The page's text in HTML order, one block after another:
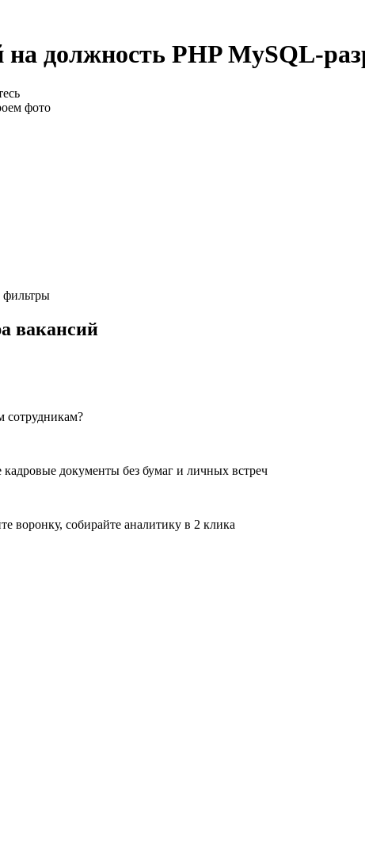
на должность PHP MySQL-
фото
фильтры
вакансий
сотрудникам?
документы без бумаг и личных встреч
воронку, собирайте аналитику в 2 клика